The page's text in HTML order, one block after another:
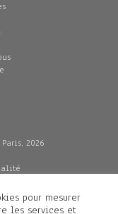
2026
pour mesurer
les services et